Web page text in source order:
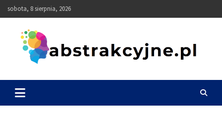
Skip
to
sobota, 8 sierpnia, 2026
Abstrakcyjne